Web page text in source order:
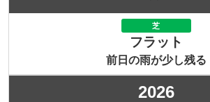
芝
フラット
前日の雨が少し残る
2026